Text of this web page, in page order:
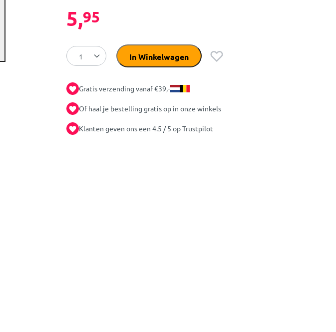
5,95
In Winkelwagen
Gratis verzending vanaf €39,-
Of haal je bestelling gratis op in onze winkels
Klanten geven ons een 4.5 / 5 op Trustpilot